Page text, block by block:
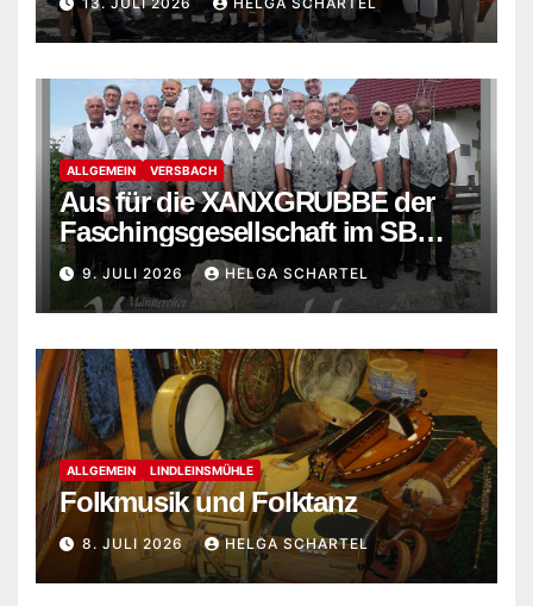
ALLGEMEIN VERSBACH
Aus für die XANXGRUBBE der
Faschingsgesellschaft im SB
Versbach
9. JULI 2026 HELGA SCHARTEL
ALLGEMEIN LINDLEINSMÜHLE
Folkmusik und Folktanz
8. JULI 2026 HELGA SCHARTEL